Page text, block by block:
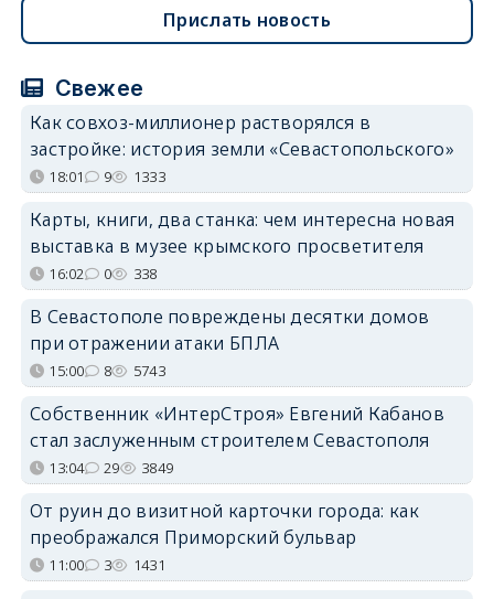
Прислать новость
Свежее
Как совхоз-миллионер растворялся в
застройке: история земли «Севастопольского»
18:01 9 1333
Карты, книги, два станка: чем интересна новая
выставка в музее крымского просветителя
16:02 0 338
В Севастополе повреждены десятки домов
при отражении атаки БПЛА
15:00 8 5743
Собственник «ИнтерСтроя» Евгений Кабанов
стал заслуженным строителем Севастополя
13:04 29 3849
От руин до визитной карточки города: как
преображался Приморский бульвар
11:00 3 1431